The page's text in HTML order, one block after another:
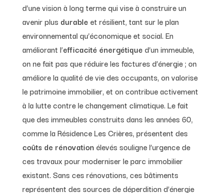
d’une vision à long terme qui vise à construire un
avenir plus durable et résilient, tant sur le plan
environnemental qu’économique et social. En
améliorant l’efficacité énergétique d’un immeuble,
on ne fait pas que réduire les factures d’énergie ; on
améliore la qualité de vie des occupants, on valorise
le patrimoine immobilier, et on contribue activement
à la lutte contre le changement climatique. Le fait
que des immeubles construits dans les années 60,
comme la Résidence Les Crières, présentent des
coûts de rénovation élevés souligne l’urgence de
ces travaux pour moderniser le parc immobilier
existant. Sans ces rénovations, ces bâtiments
représentent des sources de déperdition d’énergie